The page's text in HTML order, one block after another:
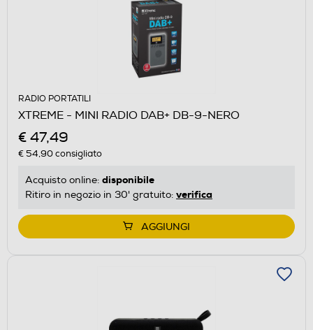
RADIO PORTATILI
XTREME - MINI RADIO DAB+ DB-9-NERO
€ 47,49
€ 54,90consigliato
Acquisto online: disponibile
Ritiro in negozio in 30' gratuito: verifica
AGGIUNGI